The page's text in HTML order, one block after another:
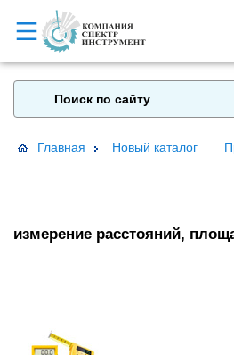
Главная Новый каталог
измерение расстояний,